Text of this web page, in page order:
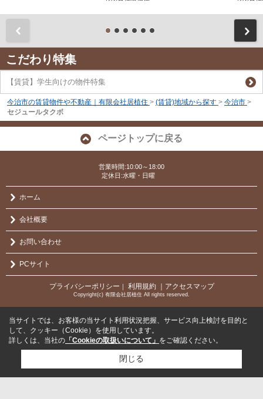
こだわり特集
【賃貸】学生向けの物件特集
今治市の賃貸物件や不動産｜有限会社居植住 > (賃貸)地域から探す > 今治市 >
セジュールタクボ
ページトップに戻る
営業時間:10:00～18:00
定休日:水曜・日曜
ホーム
会社概要
お問い合わせ
PCサイト
プライバシーポリシー 利用規約 ｜アクセスマップ
Copyright(c) 有限会社居植住 All rights reserved.
当サイトでは、お客様の当サイト利用状況把握、サービス向上検討を目的と
して、クッキー（Cookie）を使用しています。
詳しくは、当社の 「Cookieの取扱いについて」 をご確認ください。
閉じる